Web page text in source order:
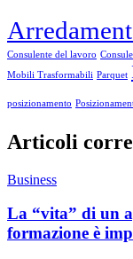
Consulente del lavoro
Mobili Trasformabili Parquet
posizionamento
Articoli
Business
La “vita” di un
formazione è